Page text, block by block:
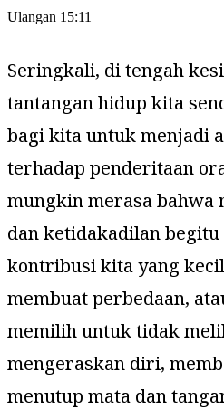
Ulangan 15:11
Seringkali, di tengah
tantangan hidup kita
bagi kita untuk menjadi
terhadap penderitaan
mungkin merasa bahwa
dan ketidakadilan
kontribusi kita yang
membuat perbedaan,
memilih untuk tidak
mengeraskan diri,
menutup mata dan